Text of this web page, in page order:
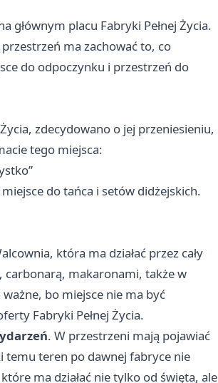
głównym placu Fabryki Pełnej Życia.
ma zachować to, co
do odpoczynku i przestrzeń do
zdecydowano o jej przeniesieniu,
tego miejsca:
do tańca i setów didżejskich.
która ma działać przez cały
carbonarą, makaronami, także w
bo miejsce nie ma być
Fabryki Pełnej Życia.
. W przestrzeni mają pojawiać
temu teren po dawnej fabryce nie
ma działać nie tylko od święta, ale